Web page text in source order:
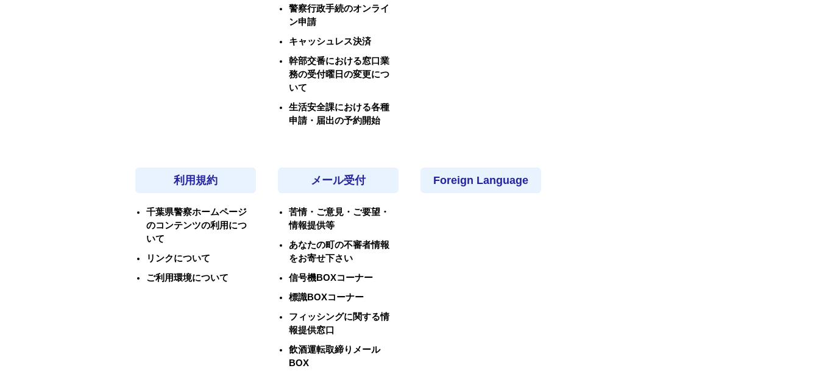
警察行政手続のオンライ
ン申請
キャッシュレス決済
幹部交番における窓口業
務の受付曜日の変更につ
いて
生活安全課における各種
申請・届出の予約開始
利用規約
千葉県警察ホームページ
のコンテンツの利用につ
いて
リンクについて
ご利用環境について
メール受付
苦情・ご意見・ご要望・
情報提供等
あなたの町の不審者情報
をお寄せ下さい
信号機BOXコーナー
標識BOXコーナー
フィッシングに関する情
報提供窓口
飲酒運転取締りメール
BOX
Foreign Language